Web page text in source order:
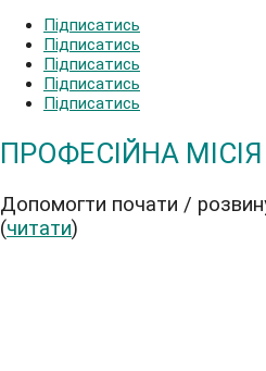
Підписатись
Підписатись
Підписатись
Підписатись
Підписатись
ПРОФЕСІЙНА МІСІЯ
Допомогти почати /
(читати)